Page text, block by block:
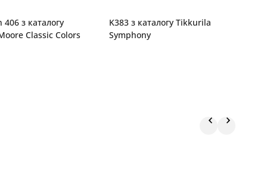
з каталогу
Classic Colors
K383 з каталогу Tikkurila
Symphony